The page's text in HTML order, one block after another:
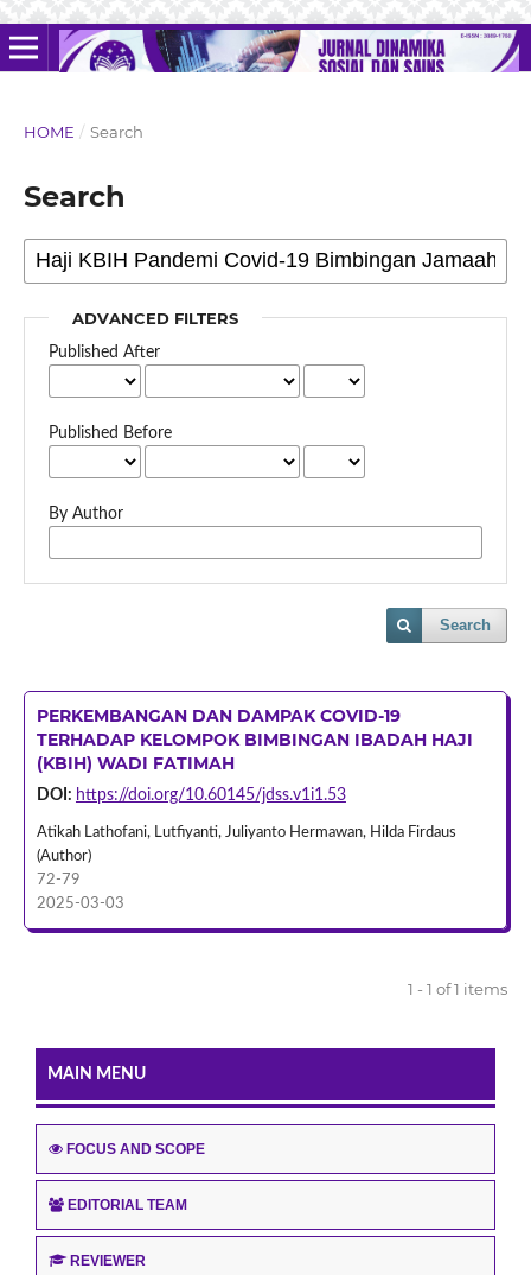
HOME / Search
Search
ADVANCED FILTERS
Published After
Published Before
By Author
Search
PERKEMBANGAN DAN DAMPAK COVID-19
TERHADAP KELOMPOK BIMBINGAN IBADAH HAJI
(KBIH) WADI FATIMAH
DOI: https://doi.org/10.60145/jdss.v1i1.53
Atikah Lathofani, Lutfiyanti, Juliyanto Hermawan, Hilda Firdaus
(Author)
72-79
2025-03-03
1 - 1 of 1 items
MAIN MENU
FOCUS AND SCOPE
EDITORIAL TEAM
REVIEWER